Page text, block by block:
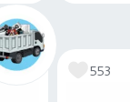
553